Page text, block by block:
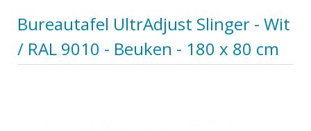
Bureautafel UltrAdjust Slinger - Wit
/ RAL 9010 - Beuken - 180 x 80 cm